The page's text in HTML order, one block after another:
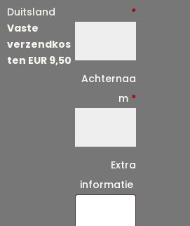
Duitsland
Vaste
verzendkos
ten EUR 9,50
*
Achternaa
m *
Extra
informatie